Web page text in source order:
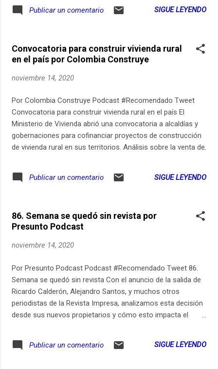
expresiones, simbologías, prácticas, ritualidades y
queremos establecer ningún rótulo. Como proyecto cultural
independiente buscamos dar cuenta de distintas
manifestaciones generadas a lo largo de la historia y
identidad. #BuenPrimor #OpicasterOle
.................................................. ¡Ole Opita! ¿Se imagina que su mamá,
papá, tías, tíos, abuelos, abuelas o usted mismo aparecieran
en un capítulo de opicaster? Segu...
Publicar un comentario SIGUE LEYENDO
Convocatoria para construir vivienda rural
en el país por Colombia Construye
noviembre 14, 2020
Por Colombia Construye Podcast #Recomendado Tweet
Convocatoria para construir vivienda rural en el país El
Ministerio de Vivienda abrió una convocatoria a alcaldías y
gobernaciones para cofinanciar proyectos de construcción
de vivienda rural en sus territorios. Análisis sobre la venta de
empresarial Oikos tiene nuevo presidente. Noticias de
infraestructura vial, los núcleos de la construcción y los
Publicar un comentario SIGUE LEYENDO
86. Semana se quedó sin revista por
Presunto Podcast
noviembre 14, 2020
Por Presunto Podcast Podcast #Recomendado Tweet 86.
Semana se quedó sin revista Con el anuncio de la salida de
Ricardo Calderón, Alejandro Santos, y muchos otros
periodistas de la Revista Impresa, analizamos esta decisión
desde sus nuevos propietarios y cómo esto impacta el
Rivas, Jonathan Bog y Jose Guarnizo. Post: Rodrigo
Publicar un comentario SIGUE LEYENDO